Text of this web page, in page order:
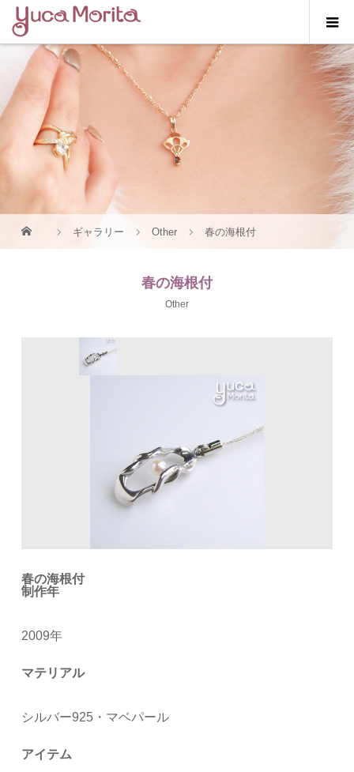
ギャラリー Other 春の海根付
春の海根付
Other
春の海根付
制作年
2009年
マテリアル
シルバー925・マベパール
アイテム